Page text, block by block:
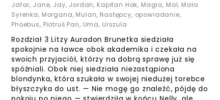
Jafar, Jane, Jay, Jordan, Kapitan Hak, Magia, Mal, Mała
Syrenka, Morgana, Mulan, Następcy, opowiadanie,
Phoebus, Piotruś Pan, Uma, Urszula
Rozdział 3 Litzy Auradon Brunetka siedziała
spokojnie na ławce obok akademika i czekała na
swoich przyjaciół, którzy na dobrą sprawę już się
spóźniali. Obok niej siedziała niezastąpiona
blondynka, która szukała w swojej niedużej torebce
błyszczyka do ust. — Nie mogę go znaleźć, pójdę do